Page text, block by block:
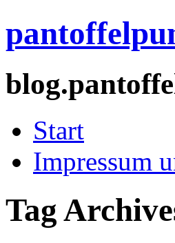
Start
Impressum
Tag